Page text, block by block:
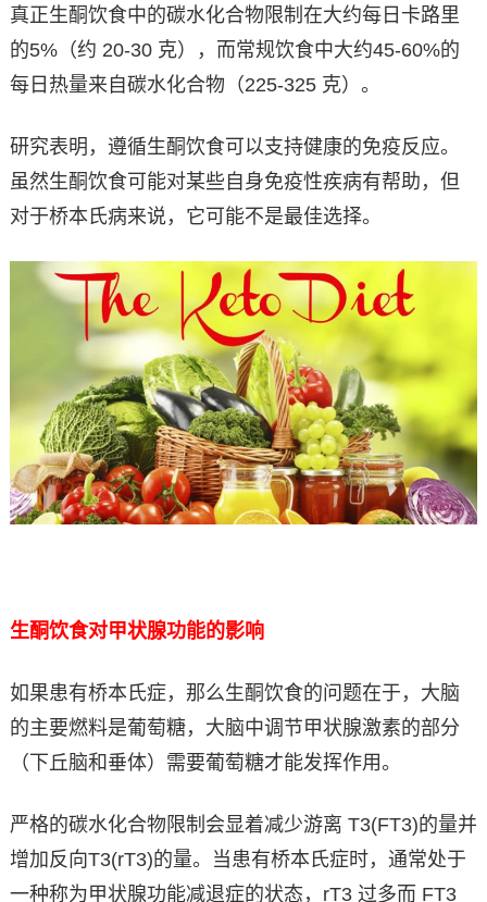
真正生酮饮食中的碳水化合物限制在大约每日卡路里
的5%（约 20-30 克），而常规饮食中大约45-60%的
每日热量来自碳水化合物（225-325 克）。
研究表明，遵循生酮饮食可以支持健康的免疫反应。
虽然生酮饮食可能对某些自身免疫性疾病有帮助，但
对于桥本氏病来说，它可能不是最佳选择。
生酮饮食对甲状腺功能的影响
如果患有桥本氏症，那么生酮饮食的问题在于，大脑
的主要燃料是葡萄糖，大脑中调节甲状腺激素的部分
（下丘脑和垂体）需要葡萄糖才能发挥作用。
严格的碳水化合物限制会显着减少游离 T3(FT3)的量并
增加反向T3(rT3)的量。当患有桥本氏症时，通常处于
一种称为甲状腺功能减退症的状态，rT3 过多而 FT3